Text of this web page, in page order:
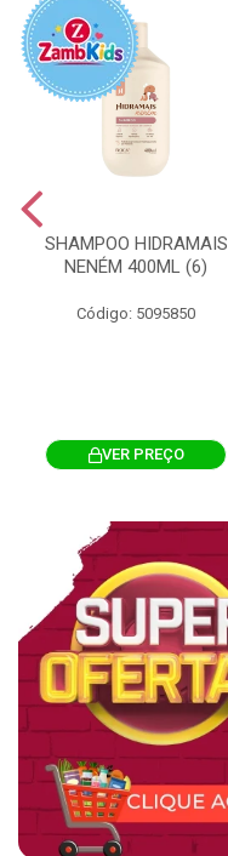
SHAMPOO HIDRAMAIS
NENÉM 400ML (6)
Código: 5095850
VER PREÇO